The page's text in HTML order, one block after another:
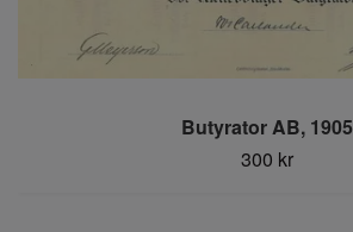
Butyrator AB, 1905
300 kr